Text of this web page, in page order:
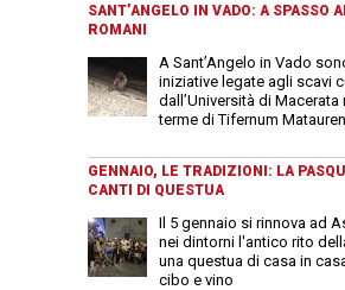
SANT’ANGELO IN VADO: A SPASSO
ROMANI
A Sant’Angelo in Vado
iniziative legate agli scavi
dall’Università di Macerata
terme di Tifernum
GENNAIO, LE TRADIZIONI: LA
CANTI DI QUESTUA
Il 5 gennaio si rinnova ad
nei dintorni l'antico rito
una questua di casa in
cibo e vino